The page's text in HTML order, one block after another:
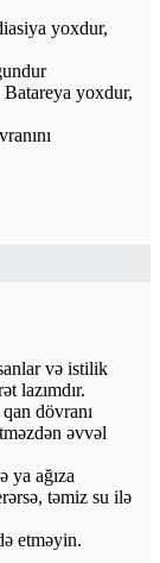
yoxdur,
yoxdur,
və istilik
lazımdır.
dövranı
əvvəl
ya ağıza
təmiz su ilə
etməyin.